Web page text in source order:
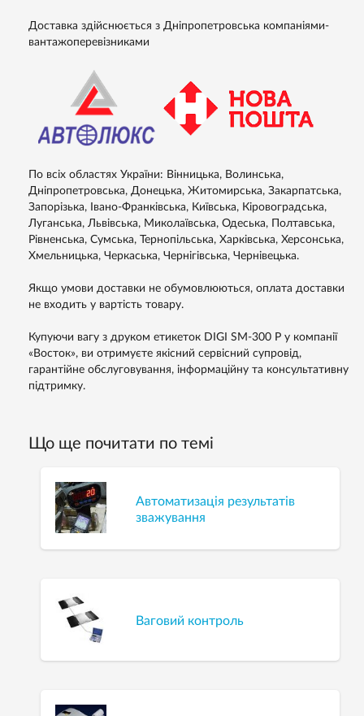
Доставка здійснюється з Дніпропетровська компаніями-
вантажоперевізниками
По всіх областях України: Вінницька, Волинська,
Дніпропетровська, Донецька, Житомирська, Закарпатська,
Запорізька, Івано-Франківська, Київська, Кіровоградська,
Луганська, Львівська, Миколаївська, Одеська, Полтавська,
Рівненська, Сумська, Тернопільська, Харківська, Херсонська,
Хмельницька, Черкаська, Чернігівська, Чернівецька.
Якщо умови доставки не обумовлюються, оплата доставки
не входить у вартість товару.
Купуючи вагу з друком етикеток DIGI SM-300 P у компанії
«Восток», ви отримуєте якісний сервісний супровід,
гарантійне обслуговування, інформаційну та консультативну
підтримку.
Що ще почитати по темі
Автоматизація результатів
зважування
Ваговий контроль